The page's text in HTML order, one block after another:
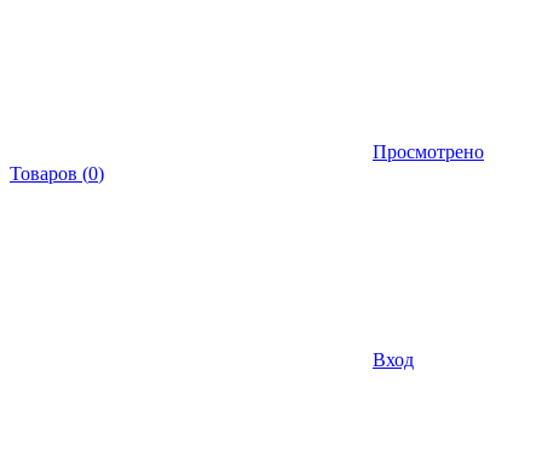
Просмотрено
Товаров (0)
Вход